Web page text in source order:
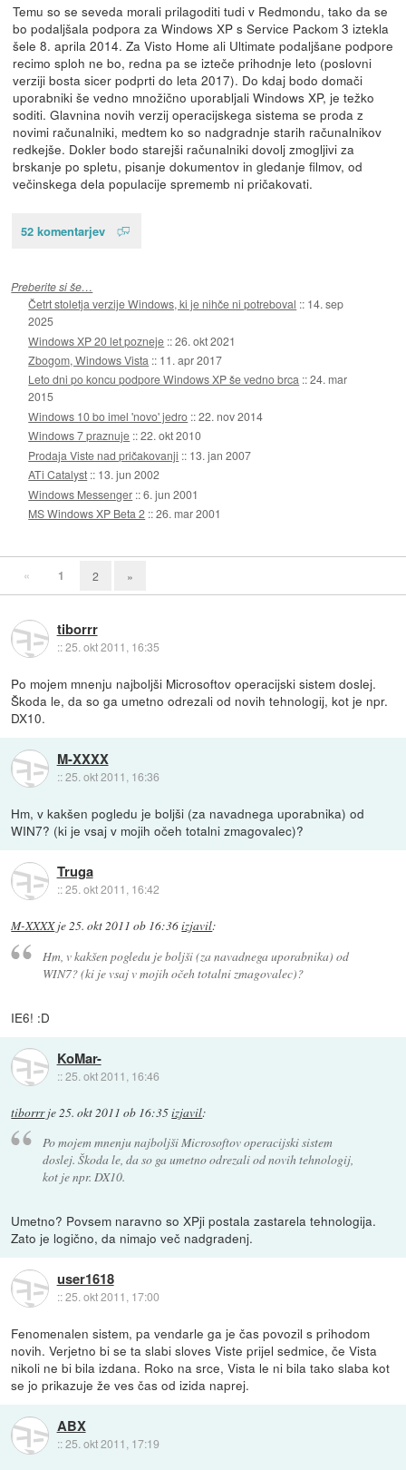
Temu so se seveda morali prilagoditi tudi v Redmondu, tako da se
bo podaljšala podpora za Windows XP s Service Packom 3 iztekla
šele 8. aprila 2014. Za Visto Home ali Ultimate podaljšane podpore
recimo sploh ne bo, redna pa se izteče prihodnje leto (poslovni
verziji bosta sicer podprti do leta 2017). Do kdaj bodo domači
uporabniki še vedno množično uporabljali Windows XP, je težko
soditi. Glavnina novih verzij operacijskega sistema se proda z
novimi računalniki, medtem ko so nadgradnje starih računalnikov
redkejše. Dokler bodo starejši računalniki dovolj zmogljivi za
brskanje po spletu, pisanje dokumentov in gledanje filmov, od
večinskega dela populacije sprememb ni pričakovati.
52 komentarjev
Preberite si še…
Četrt stoletja verzije Windows, ki je nihče ni potreboval :: 14. sep
2025
Windows XP 20 let pozneje ::26. okt 2021
Zbogom, Windows Vista :: 11. apr 2017
Leto dni po koncu podpore Windows XP še vedno brca ::24. mar
2015
Windows 10 bo imel 'novo' jedro ::22. nov 2014
Windows 7 praznuje ::22. okt 2010
Prodaja Viste nad pričakovanji :: 13. jan 2007
ATi Catalyst :: 13. jun 2002
Windows Messenger ::6. jun 2001
MS Windows XP Beta 2 ::26. mar 2001
« 1 2 »
tiborrr
::25. okt 2011, 16:35
Po mojem mnenju najboljši Microsoftov operacijski sistem doslej.
Škoda le, da so ga umetno odrezali od novih tehnologij, kot je npr.
DX10.
M-XXXX
::25. okt 2011, 16:36
Hm, v kakšen pogledu je boljši (za navadnega uporabnika) od
WIN7? (ki je vsaj v mojih očeh totalni zmagovalec)?
Truga
::25. okt 2011, 16:42
M-XXXXje25. okt 2011 ob 16:36izjavil:
Hm, v kakšen pogledu je boljši (za navadnega uporabnika) od
WIN7? (ki je vsaj v mojih očeh totalni zmagovalec)?
IE6! :D
KoMar-
::25. okt 2011, 16:46
tiborrrje 25. okt 2011 ob 16:35izjavil:
Po mojem mnenju najboljši Microsoftov operacijski sistem
doslej. Škoda le, da so ga umetno odrezali od novih tehnologij,
kot je npr. DX10.
Umetno? Povsem naravno so XPji postala zastarela tehnologija.
Zato je logično, da nimajo več nadgradenj.
user1618
::25. okt 2011, 17:00
Fenomenalen sistem, pa vendarle ga je čas povozil s prihodom
novih. Verjetno bi se ta slabi sloves Viste prijel sedmice, če Vista
nikoli ne bi bila izdana. Roko na srce, Vista le ni bila tako slaba kot
se jo prikazuje že ves čas od izida naprej.
ABX
::25. okt 2011, 17:19